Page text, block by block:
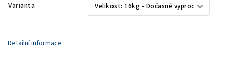
Varianta
Detailní informace